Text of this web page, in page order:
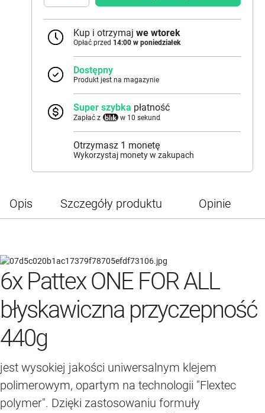
Kup i otrzymaj we wtorek
Opłać przed 14:00 w poniedziałek
Dostępny
Produkt jest na magazynie
Super szybka płatność
Zapłać z w 10 sekund
Otrzymasz 1 monetę
Wykorzystaj monety w zakupach
Opis Szczegóły produktu Opinie
6x Pattex ONE FOR ALL
błyskawiczna przyczepność
440g
jest wysokiej jakości uniwersalnym klejem
polimerowym, opartym na technologii "Flextec
polymer". Dzięki zastosowaniu formuły